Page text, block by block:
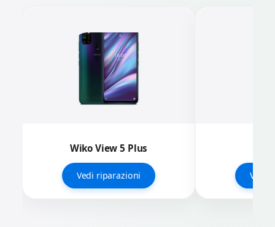
Wiko View 5 Plus
Vedi riparazioni Vedi